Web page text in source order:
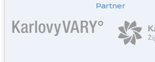
Partner